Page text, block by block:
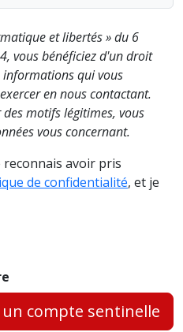
et libertés » du 6
vous bénéficiez d'un droit
qui vous
en nous contactant.
motifs légitimes, vous
vous concernant.
reconnais avoir pris
de confidentialité, et je
un compte sentinelle